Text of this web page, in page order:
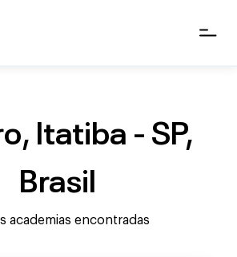
Itatiba - SP,
Brasil
academias encontradas